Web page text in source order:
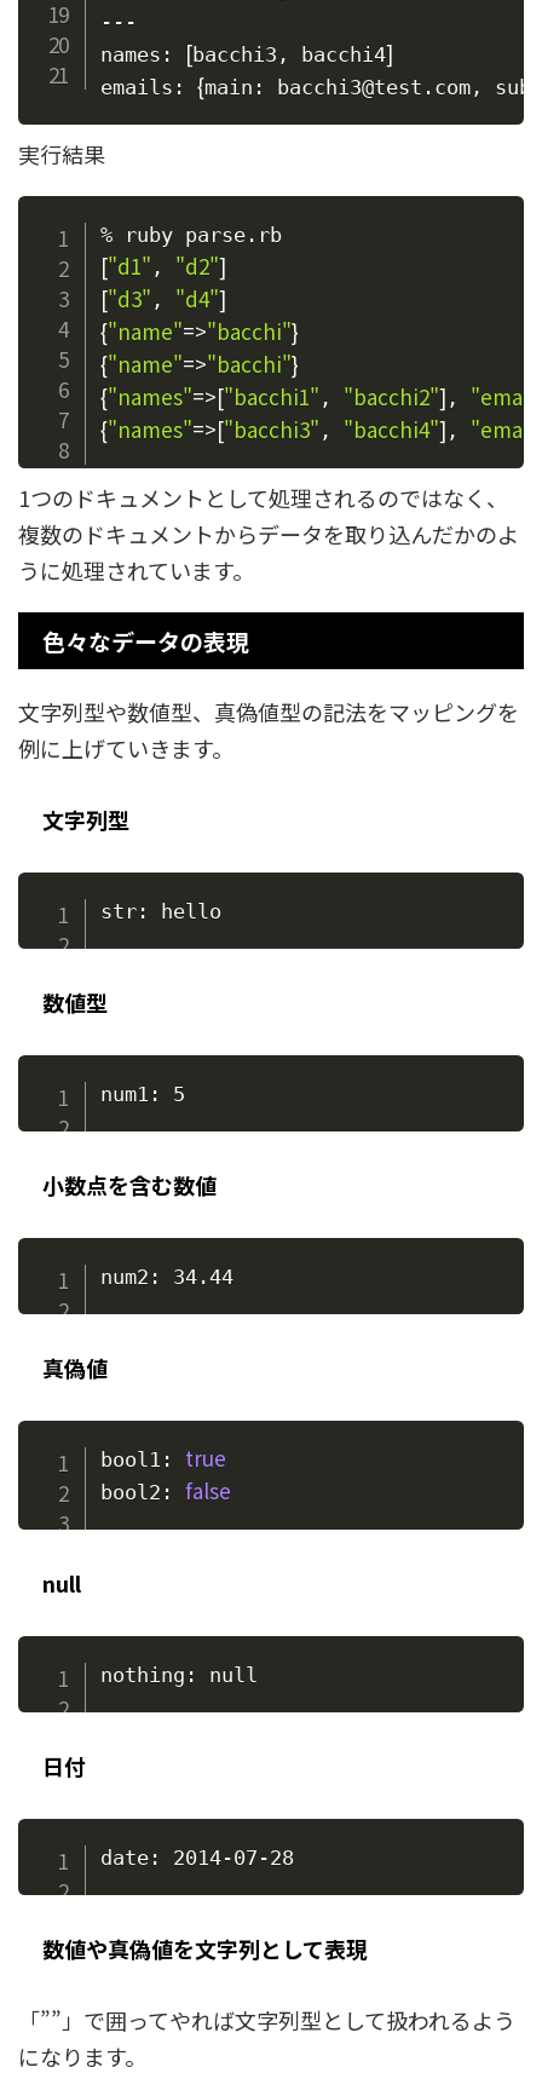
---
names: [bacchi3, bacchi4]
emails: {main: bacchi3@test.com,
実行結果
["d1" , "d2"]
["d3" , "d4"]
{"name"=>"bacchi"}
{"name"=>"bacchi"}
{"names"=>["bacchi1" , "bacchi2"] ,
{"names"=>["bacchi3" , "bacchi4"] ,
1つのドキュメントとして処理されるのではなく、
複数のドキュメントからデータを取り込んだかのよ
うに処理されています。
色々なデータの表現
文字列型や数値型、真偽値型の記法をマッピングを
例に上げていきます。
文字列型
数値型
小数点を含む数値
真偽値
bool1: true
bool2: false
null
日付
数値や真偽値を文字列として表現
「””」で囲ってやれば文字列型として扱われるよう
になります。